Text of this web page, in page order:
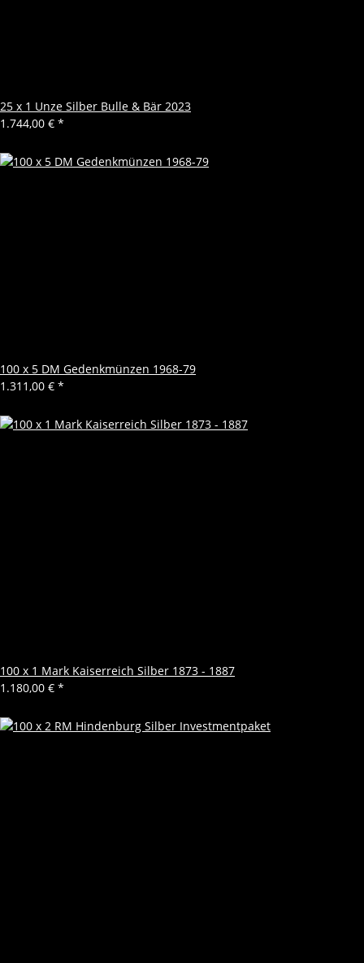
25 x 1 Unze Silber Bulle & Bär 2023
1.744,00 € *
100 x 5 DM Gedenkmünzen 1968-79
1.311,00 € *
100 x 1 Mark Kaiserreich Silber 1873 - 1887
1.180,00 € *